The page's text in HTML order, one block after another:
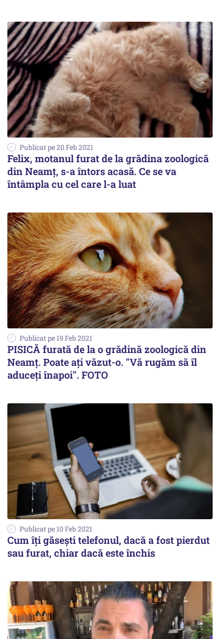
Publicat pe 20 Feb 2021
Felix, motanul furat de la grădina zoologică
din Neamț, s-a întors acasă. Ce se va
întâmpla cu cel care l-a luat
Publicat pe 19 Feb 2021
PISICĂ furată de la o grădină zoologică din
Neamț. Poate ați văzut-o. "Vă rugăm să îl
aduceți înapoi". FOTO
Publicat pe 10 Feb 2021
Cum îţi găseşti telefonul, dacă a fost pierdut
sau furat, chiar dacă este închis